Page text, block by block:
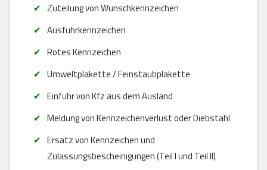
Zuteilung von Wunschkennzeichen
Ausfuhrkennzeichen
Rotes Kennzeichen
Umweltplakette / Feinstaubplakette
Einfuhr von Kfz aus dem Ausland
Meldung von Kennzeichenverlust oder Diebstahl
Ersatz von Kennzeichen und
Zulassungsbescheinigungen (Teil I und Teil II)